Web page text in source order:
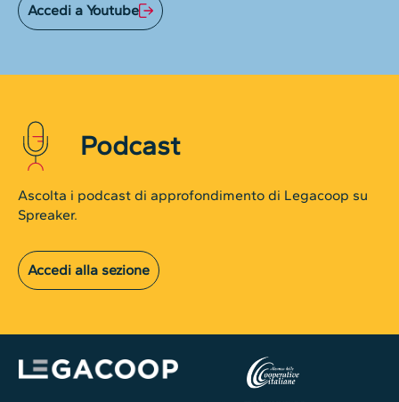
Accedi a Youtube
Podcast
Ascolta i podcast di approfondimento di Legacoop su
Spreaker.
Accedi alla sezione